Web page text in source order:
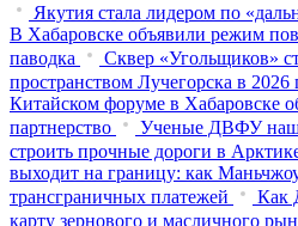
Якутия стала лидером по
В Хабаровске объявили режим
паводка
Сквер «Угольщиков»
пространством Лучегорска в 2026
Китайском форуме в Хабаровске
партнерство
Ученые ДВФУ
строить прочные дороги в
выходит на границу: как
трансграничных платежей
Как
карту зернового и масличного